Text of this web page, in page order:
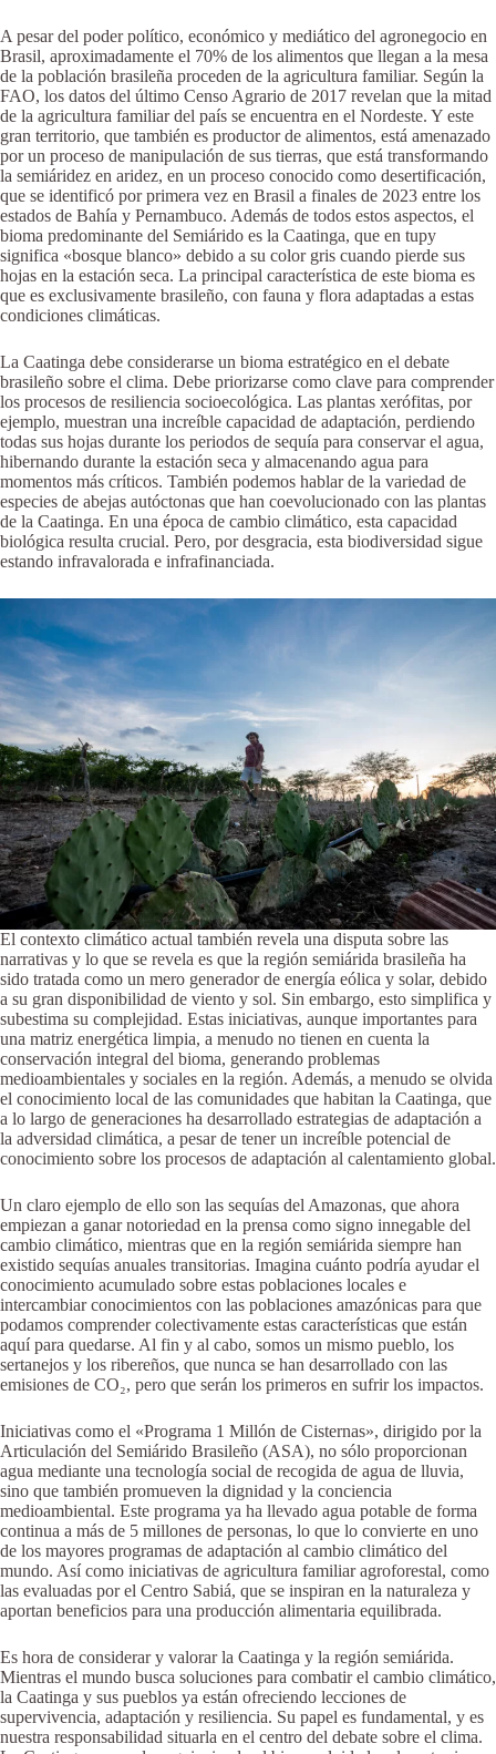
A pesar del poder político, económico y mediático del agronegocio en
Brasil, aproximadamente el 70% de los alimentos que llegan a la mesa
de la población brasileña proceden de la agricultura familiar. Según la
FAO, los datos del último Censo Agrario de 2017 revelan que la mitad
de la agricultura familiar del país se encuentra en el Nordeste. Y este
gran territorio, que también es productor de alimentos, está amenazado
por un proceso de manipulación de sus tierras, que está transformando
la semiáridez en aridez, en un proceso conocido como desertificación,
que se identificó por primera vez en Brasil a finales de 2023 entre los
estados de Bahía y Pernambuco. Además de todos estos aspectos, el
bioma predominante del Semiárido es la Caatinga, que en tupy
significa «bosque blanco» debido a su color gris cuando pierde sus
hojas en la estación seca. La principal característica de este bioma es
que es exclusivamente brasileño, con fauna y flora adaptadas a estas
condiciones climáticas.
La Caatinga debe considerarse un bioma estratégico en el debate
brasileño sobre el clima. Debe priorizarse como clave para comprender
los procesos de resiliencia socioecológica. Las plantas xerófitas, por
ejemplo, muestran una increíble capacidad de adaptación, perdiendo
todas sus hojas durante los periodos de sequía para conservar el agua,
hibernando durante la estación seca y almacenando agua para
momentos más críticos. También podemos hablar de la variedad de
especies de abejas autóctonas que han coevolucionado con las plantas
de la Caatinga. En una época de cambio climático, esta capacidad
biológica resulta crucial. Pero, por desgracia, esta biodiversidad sigue
estando infravalorada e infrafinanciada.
El contexto climático actual también revela una disputa sobre las
narrativas y lo que se revela es que la región semiárida brasileña ha
sido tratada como un mero generador de energía eólica y solar, debido
a su gran disponibilidad de viento y sol. Sin embargo, esto simplifica y
subestima su complejidad. Estas iniciativas, aunque importantes para
una matriz energética limpia, a menudo no tienen en cuenta la
conservación integral del bioma, generando problemas
medioambientales y sociales en la región. Además, a menudo se olvida
el conocimiento local de las comunidades que habitan la Caatinga, que
a lo largo de generaciones ha desarrollado estrategias de adaptación a
la adversidad climática, a pesar de tener un increíble potencial de
conocimiento sobre los procesos de adaptación al calentamiento global.
Un claro ejemplo de ello son las sequías del Amazonas, que ahora
empiezan a ganar notoriedad en la prensa como signo innegable del
cambio climático, mientras que en la región semiárida siempre han
existido sequías anuales transitorias. Imagina cuánto podría ayudar el
conocimiento acumulado sobre estas poblaciones locales e
intercambiar conocimientos con las poblaciones amazónicas para que
podamos comprender colectivamente estas características que están
aquí para quedarse. Al fin y al cabo, somos un mismo pueblo, los
sertanejos y los ribereños, que nunca se han desarrollado con las
emisiones de CO₂, pero que serán los primeros en sufrir los impactos.
Iniciativas como el «Programa 1 Millón de Cisternas», dirigido por la
Articulación del Semiárido Brasileño (ASA), no sólo proporcionan
agua mediante una tecnología social de recogida de agua de lluvia,
sino que también promueven la dignidad y la conciencia
medioambiental. Este programa ya ha llevado agua potable de forma
continua a más de 5 millones de personas, lo que lo convierte en uno
de los mayores programas de adaptación al cambio climático del
mundo. Así como iniciativas de agricultura familiar agroforestal, como
las evaluadas por el Centro Sabiá, que se inspiran en la naturaleza y
aportan beneficios para una producción alimentaria equilibrada.
Es hora de considerar y valorar la Caatinga y la región semiárida.
Mientras el mundo busca soluciones para combatir el cambio climático,
la Caatinga y sus pueblos ya están ofreciendo lecciones de
supervivencia, adaptación y resiliencia. Su papel es fundamental, y es
nuestra responsabilidad situarla en el centro del debate sobre el clima.